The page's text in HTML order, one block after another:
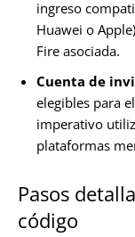
ingreso
Huawei o
Fire asociada.
Cuenta de
elegibles para
imperativo
plataformas
Pasos
código